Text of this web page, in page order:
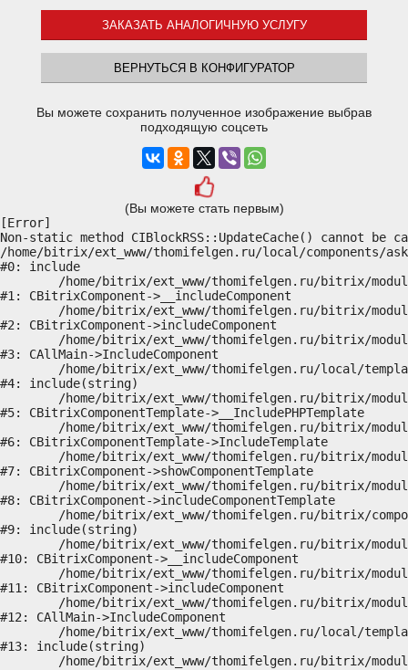
ЗАКАЗАТЬ АНАЛОГИЧНУЮ УСЛУГУ
ВЕРНУТЬСЯ В КОНФИГУРАТОР
Вы можете сохранить полученное изображение выбрав
подходящую соцсеть
(Вы можете стать первым)
[Error]
Non-static method CIBlockRSS::UpdateCache() cannot
/home/bitrix/ext_www/thomifelgen.ru/local/components/
#0: include
#1: CBitrixComponent->__includeComponent
#2: CBitrixComponent->includeComponent
#3: CAllMain->IncludeComponent
#4: include(string)
#5: CBitrixComponentTemplate->__IncludePHPTemplate
#6: CBitrixComponentTemplate->IncludeTemplate
#7: CBitrixComponent->showComponentTemplate
#8: CBitrixComponent->includeComponentTemplate
#9: include(string)
#10: CBitrixComponent->__includeComponent
#11: CBitrixComponent->includeComponent
#12: CAllMain->IncludeComponent
#13: include(string)